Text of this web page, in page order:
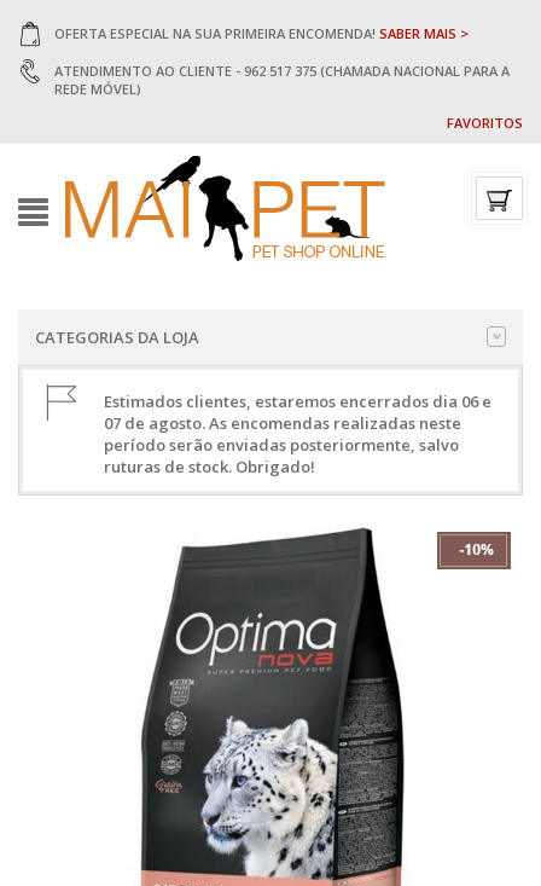
OFERTA ESPECIAL NA SUA PRIMEIRA ENCOMENDA! SABER MAIS >
ATENDIMENTO AO CLIENTE - 962 517 375 (CHAMADA NACIONAL PARA A
REDE MÓVEL)
FAVORITOS
CATEGORIAS DA LOJA
Estimados clientes, estaremos encerrados dia 06 e
07 de agosto. As encomendas realizadas neste
período serão enviadas posteriormente, salvo
ruturas de stock. Obrigado!